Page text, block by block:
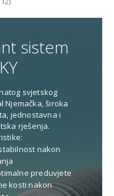
sistem
svjetskog
Njemačka, široka
jednostavna i
rješenja.
nakon
preduvjete
kosti nakon